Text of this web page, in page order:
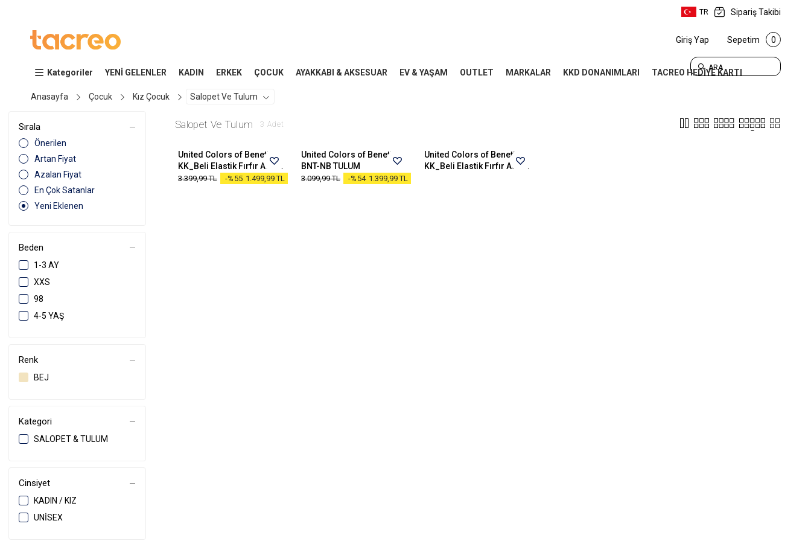
TR Sipariş Takibi
ARA
Giriş Yap Sepetim 0
Kategoriler YENİ GELENLER KADIN ERKEK ÇOCUK AYAKKABI & AKSESUAR EV & YAŞAM OUTLET MARKALAR KKD DONANIMLARI TACREO HEDİYE KARTI
Salopet Ve Tulum
Kız Çocuk
Çocuk
Anasayfa
Sırala
Önerilen
Artan Fiyat
Azalan Fiyat
En Çok Satanlar
Yeni Eklenen
Beden
1-3 AY
XXS
98
4-5 YAŞ
Renk
BEJ
Kategori
SALOPET & TULUM
Cinsiyet
KADIN / KIZ
UNISEX
Salopet Ve Tulum 3 Adet
-%55 1.499,99 TL
3.399,99 TL
United Colors of Benetton
KK_Beli Elastik Fırfır Askılı Önü Fiyonklu Salopet
-%54 1.399,99 TL
3.099,99 TL
United Colors of Benetton
BNT-NB TULUM
United Colors of Benetton